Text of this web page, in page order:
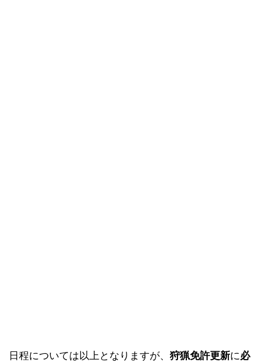
日程については以上となりますが、 狩猟免許更新に必